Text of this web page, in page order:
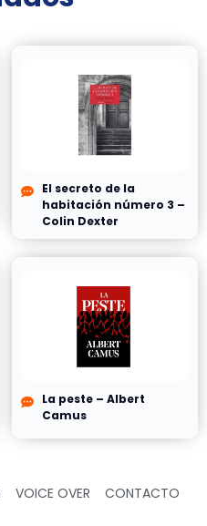
El secreto de la
habitación número 3 –
Colin Dexter
La peste – Albert
Camus
VOICE OVER CONTACTO